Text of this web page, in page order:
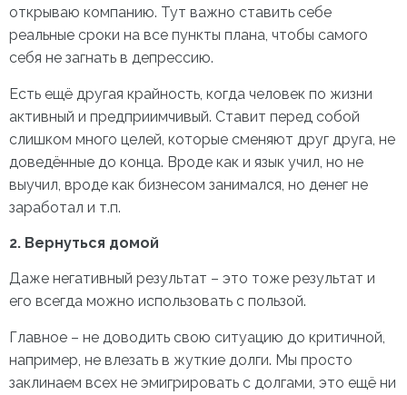
открываю компанию. Тут важно ставить себе
реальные сроки на все пункты плана, чтобы самого
себя не загнать в депрессию.
Есть ещё другая крайность, когда человек по жизни
активный и предприимчивый. Ставит перед собой
слишком много целей, которые сменяют друг друга, не
доведённые до конца. Вроде как и язык учил, но не
выучил, вроде как бизнесом занимался, но денег не
заработал и т.п.
2. Вернуться домой
Даже негативный результат – это тоже результат и
его всегда можно использовать с пользой.
Главное – не доводить свою ситуацию до критичной,
например, не влезать в жуткие долги. Мы просто
заклинаем всех не эмигрировать с долгами, это ещё ни